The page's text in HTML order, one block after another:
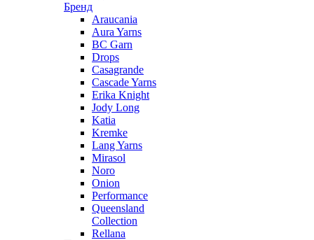
Бренд
Araucania
Aura Yarns
BC Garn
Drops
Casagrande
Cascade Yarns
Erika Knight
Jody Long
Katia
Kremke
Lang Yarns
Mirasol
Noro
Onion
Performance
Queensland
Collection
Rellana